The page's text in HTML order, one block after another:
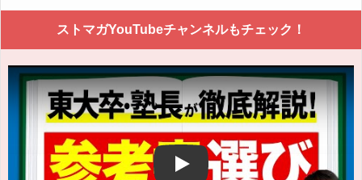
ストマガYouTubeチャンネルもチェック！
Play